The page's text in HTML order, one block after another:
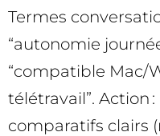
Termes
“autonomie
“compatible Mac/
télétravail”. Action
comparatifs clairs